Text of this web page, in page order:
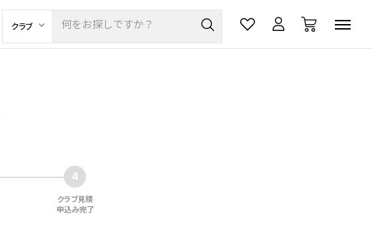
クラブ見積
申込み完了